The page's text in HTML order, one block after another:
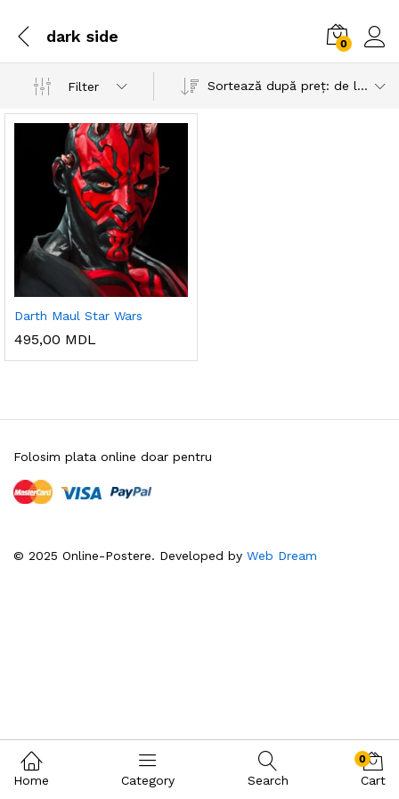
dark side 0
Filter Sortează după preț: de la mic la mare
Darth Maul Star Wars
495,00 MDL
© 2025 Online-Postere. Developed by Web Dream
Folosim plata online doar pentru
Home Category Search
0
Cart